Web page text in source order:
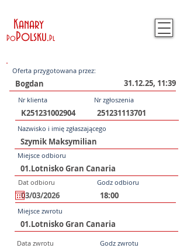
Kanary
PoPolsku.Pl
Oferta przygotowana przez:
31.12.25, 11:39
Nr klienta Nr zgłoszenia
Nazwisko i imię zgłaszającego
Miejsce odbioru
Dat odbioru Godz odbioru
Miejsce zwrotu
Data zwrotu Godz zwrotu